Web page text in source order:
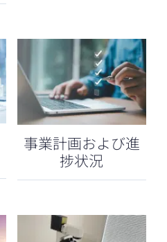
事業計画および進
捗状況